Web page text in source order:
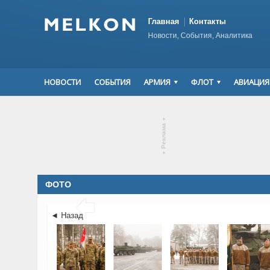
Главная Контакты
Новости, События, Аналитика
НОВОСТИ СОБЫТИЯ АРМИЯ ФЛОТ АВИАЦИЯ
▾
Реклама
▾
ФОТО

◄ Назад